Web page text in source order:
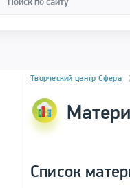
Блок новостей
Творческий центр Сфера
Список